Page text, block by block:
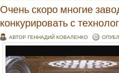
Очень скоро многие
конкурировать с
АВТОР ГЕННАДИЙ КОВАЛЕНКО